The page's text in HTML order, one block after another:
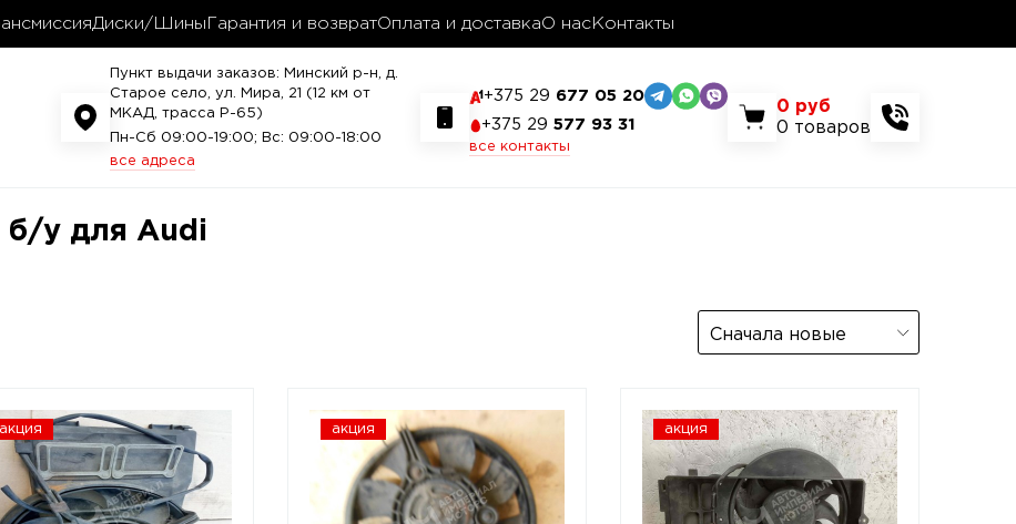
Диски/Шины Гарантия и возвратОплата и доставкаО нас Контакты
Пункт выдачи заказов: Минский р-н, д.
Старое село, ул. Мира, 21 (12 км от
МКАД, трасса P-65)
Пн-Сб 09:00-19:00; Вс: 09:00-18:00
все адреса
+375 29 677 05 20
+375 29 577 93 31
все контакты
0 руб
0 товаров
б/у для Audi
Сначала новые
акция акция акция